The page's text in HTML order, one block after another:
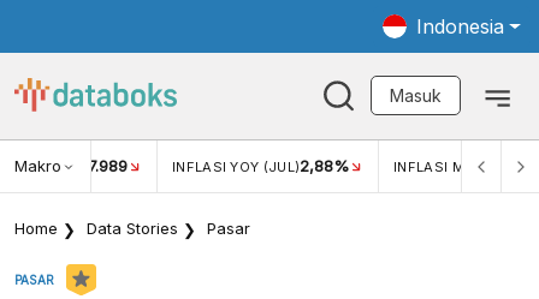
Indonesia
Masuk
Makro
USD/IDR 17.989 INFLASI YOY (JUL)2,88% INFLASI MOM (JUL)
Home Data Stories Pasar
PASAR